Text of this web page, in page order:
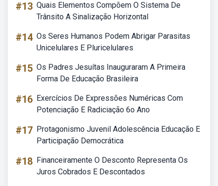
#13 Quais Elementos Compõem O Sistema De
Trânsito A Sinalização Horizontal
#14 Os Seres Humanos Podem Abrigar Parasitas
Unicelulares E Pluricelulares
#15 Os Padres Jesuítas Inauguraram A Primeira
Forma De Educação Brasileira
#16 Exercícios De Expressões Numéricas Com
Potenciação E Radiciação 6o Ano
#17 Protagonismo Juvenil Adolescência Educação E
Participação Democrática
#18 Financeiramente O Desconto Representa Os
Juros Cobrados E Descontados